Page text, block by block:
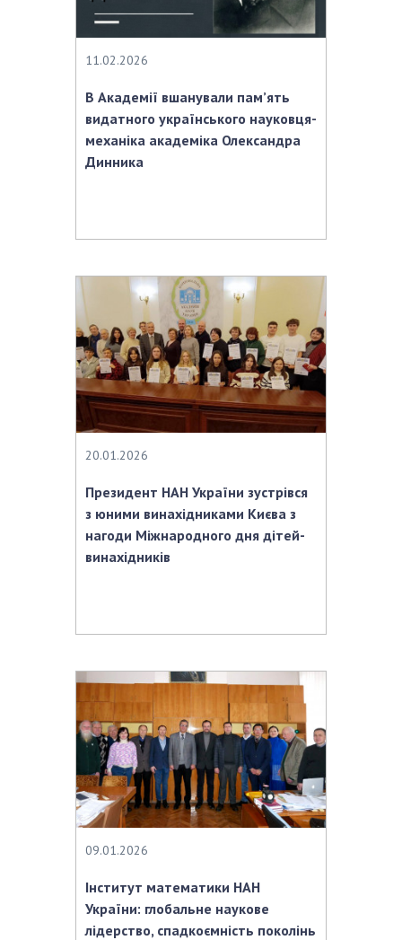
11.02.2026
В Академії вшанували пам’ять
видатного українського науковця-
механіка академіка Олександра
Динника
20.01.2026
Президент НАН України зустрівся
з юними винахідниками Києва з
нагоди Міжнародного дня дітей-
винахідників
09.01.2026
Інститут математики НАН
України: глобальне наукове
лідерство, спадкоємність поколінь